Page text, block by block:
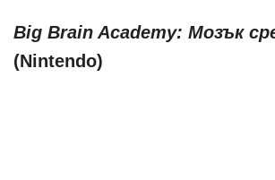
Big Brain Academy: Мозък
(Nintendo)